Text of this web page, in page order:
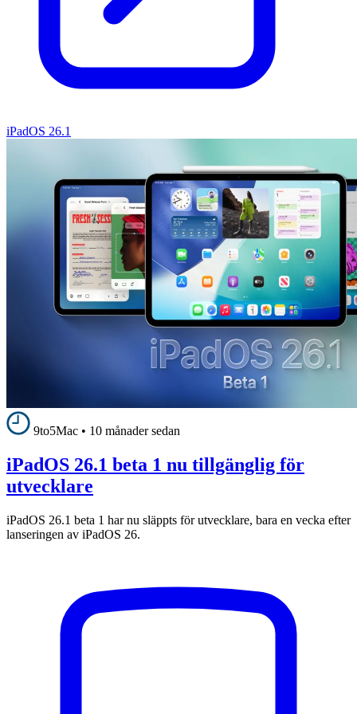
iPadOS 26.1
9to5Mac • 10 månader sedan
iPadOS 26.1 beta 1 nu tillgänglig för
utvecklare
iPadOS 26.1 beta 1 har nu släppts för utvecklare, bara en vecka efter
lanseringen av iPadOS 26.